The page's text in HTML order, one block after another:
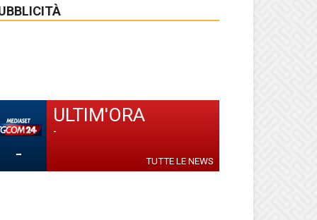
-
ULTIM'ORA
-
TUTTE LE NEWS